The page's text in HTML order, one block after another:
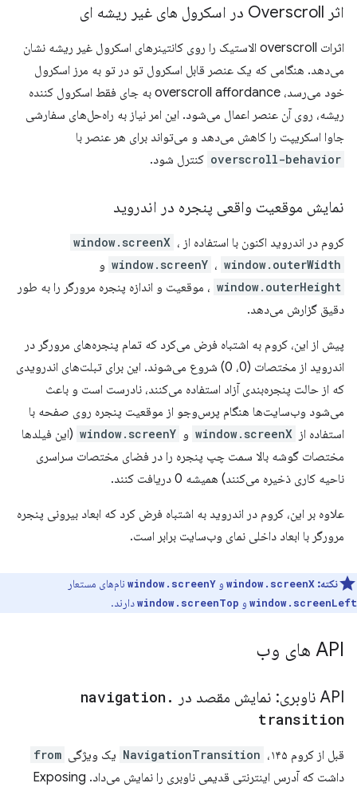
اثر Overscroll در اسکرول های غیر ریشه ای
اثرات overscroll الاستیک را روی کانتینرهای اسکرول غیر ریشه نشان
می‌دهد. هنگامی که یک عنصر قابل اسکرول تو در تو به مرز اسکرول
خود می‌رسد، overscroll affordance به جای فقط اسکرول کننده
ریشه، روی آن عنصر اعمال می‌شود. این امر نیاز به راه‌حل‌های سفارشی
جاوا اسکریپت را کاهش می‌دهد و می‌تواند برای هر عنصر با
overscroll-behavior کنترل شود.
نمایش موقعیت واقعی پنجره در اندروید
کروم در اندروید اکنون با استفاده از window.screenX ،
window.screenY ، window.outerWidth و
window.outerHeight ، موقعیت و اندازه پنجره مرورگر را به طور
دقیق گزارش می‌دهد.
پیش از این، کروم به اشتباه فرض می‌کرد که تمام پنجره‌های مرورگر در
اندروید از مختصات (0، 0) شروع می‌شوند. این برای تبلت‌های اندرویدی
که از حالت پنجره‌بندی آزاد استفاده می‌کنند، نادرست است و باعث
می‌شود وب‌سایت‌ها هنگام پرس‌وجو از موقعیت پنجره روی صفحه با
استفاده از window.screenX و window.screenY (این فیلدها
مختصات گوشه بالا سمت چپ پنجره را در فضای مختصات سراسری
ناحیه کاری ذخیره می‌کنند) همیشه 0 دریافت کنند.
علاوه بر این، کروم در اندروید به اشتباه فرض کرد که ابعاد بیرونی پنجره
مرورگر با ابعاد داخلی نمای وب‌سایت برابر است.
نکته: window.screenX و window.screenY نام‌های مستعار
window.screenLeft و window.screenTopدارند.
API های وب
API ناوبری: نمایش مقصد در navigation .
transition
قبل از کروم ۱۴۵، NavigationTransition یک ویژگی from
داشت که آدرس اینترنتی قدیمی ناوبری را نمایش می‌داد. Exposing